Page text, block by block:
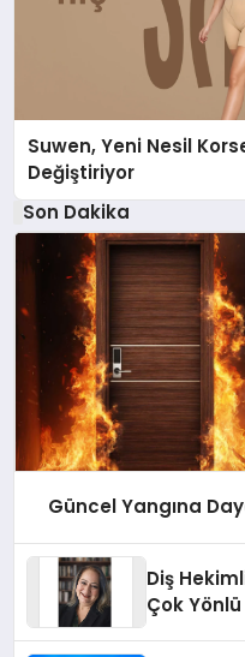
Suwen, Yeni Nesil
Değiştiriyor
Son Dakika
Güncel Yangına
Diş
Çok